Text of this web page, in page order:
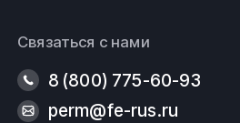
Связаться с нами
8 (800) 775-60-93
perm@fe-rus.ru